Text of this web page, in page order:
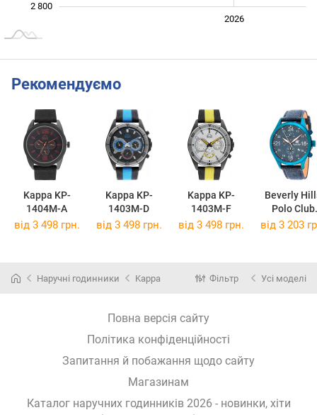
2 800
2026
Рекомендуємо
Kappa KP-
1404M-A
Kappa KP-
1403M-D
Kappa KP-
1403M-F
Beverly
Polo Club
BH9207-
від 3 498 грн. від 3 498 грн. від 3 498 грн. від 3 203
Наручні годинники Kappa Фільтр Усі моделі
Повна версія сайту
Політика конфіденційності
Запитання й побажання щодо сайту
Магазинам
Каталог наручних годинників 2026 - новинки, хіти